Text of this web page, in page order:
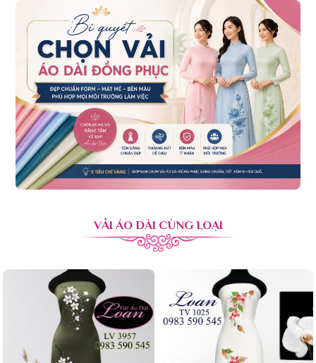
VẢI ÁO DÀI CÙNG LOẠI